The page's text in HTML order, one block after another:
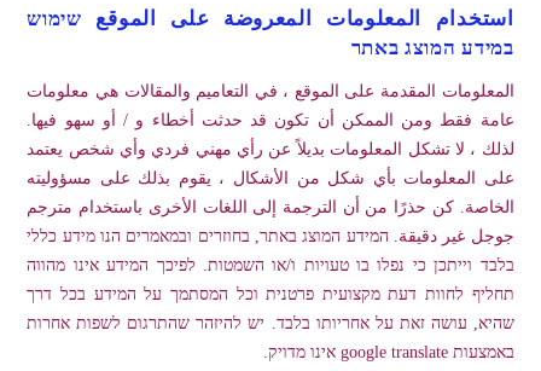
استخدام المعلومات المعروضة على الموقع שימוש
במידע המוצג באתר
المعلومات المقدمة على الموقع ، في التعاميم والمقالات هي معلومات
عامة فقط ومن الممكن أن تكون قد حدثت أخطاء و / أو سهو فيها.
لذلك ، لا تشكل المعلومات بديلاً عن رأي مهني فردي وأي شخص يعتمد
على المعلومات بأي شكل من الأشكال ، يقوم بذلك على مسؤوليته
الخاصة. كن حذرًا من أن الترجمة إلى اللغات الأخرى باستخدام مترجم
جوجل غير دقيقة. המידע המוצג באתר, בחוזרים ובמאמרים הנו מידע כללי
בלבד וייתכן כי נפלו בו טעויות ו/או השמטות. לפיכך המידע אינו מהווה
תחליף לחוות דעת מקצועית פרטנית וכל המסתמך על המידע בכל דרך
שהיא, עושה זאת על אחריותו בלבד. יש להיזהר שהתרגום לשפות אחרות
באמצעות google translate אינו מדויק.